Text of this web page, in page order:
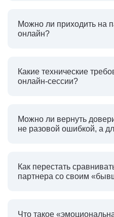
Можно ли приходить на
онлайн?
Какие технические
онлайн-сессии?
Можно ли вернуть
не разовой ошибкой, а
Как перестать
партнера со своим
Что такое